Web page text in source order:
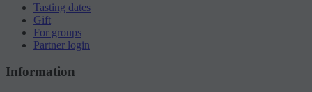
Tasting dates
Gift
For groups
Partner login
Information